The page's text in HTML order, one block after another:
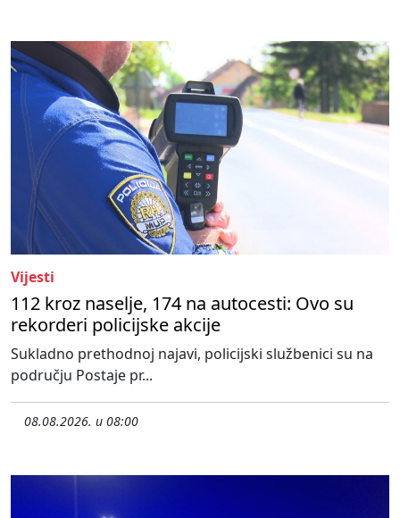
Vijesti
112 kroz naselje, 174 na autocesti: Ovo su
rekorderi policijske akcije
Sukladno prethodnoj najavi, policijski službenici su na
području Postaje pr...
08.08.2026. u 08:00